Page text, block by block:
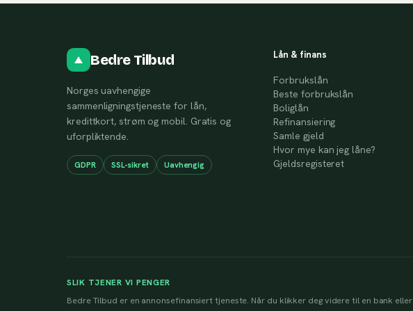
Bedre Tilbud
Norges uavhengige
sammenligningstjeneste for lån,
kredittkort, strøm og mobil. Gratis og
uforpliktende.
GDPR SSL-sikret Uavhengig
Lån & finans
Forbrukslån
Beste forbrukslån
Boliglån
Refinansiering
Samle gjeld
Hvor mye kan jeg låne?
Gjeldsregisteret
SLIK TJENER VI PENGER
Bedre Tilbud er en annonsefinansiert tjeneste. Når du klikker deg videre til en bank eller